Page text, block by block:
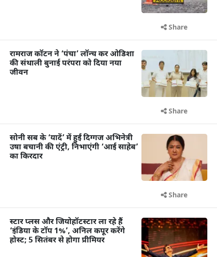
Share
रामराज कॉटन ने ‘पंचा’ लॉन्च कर ओडिशा
की संथाली बुनाई परंपरा को दिया नया
जीवन
Share
सोनी सब के ‘यादें’ में हुईं दिग्गज अभिनेत्री
उषा बचानी की एंट्री, निभाएंगी ‘आई साहेब’
का किरदार
Share
स्टार प्लस और जियोहॉटस्टार ला रहे हैं
‘इंडिया के टॉप 1%’, अनिल कपूर करेंगे
होस्ट; 5 सितंबर से होगा प्रीमियर